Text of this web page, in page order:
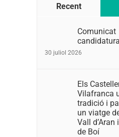
Recent
Comunicat
30 juliol 2026
Els
Vilafranca
tradició i
un viatge
Vall d’Aran
de Boí